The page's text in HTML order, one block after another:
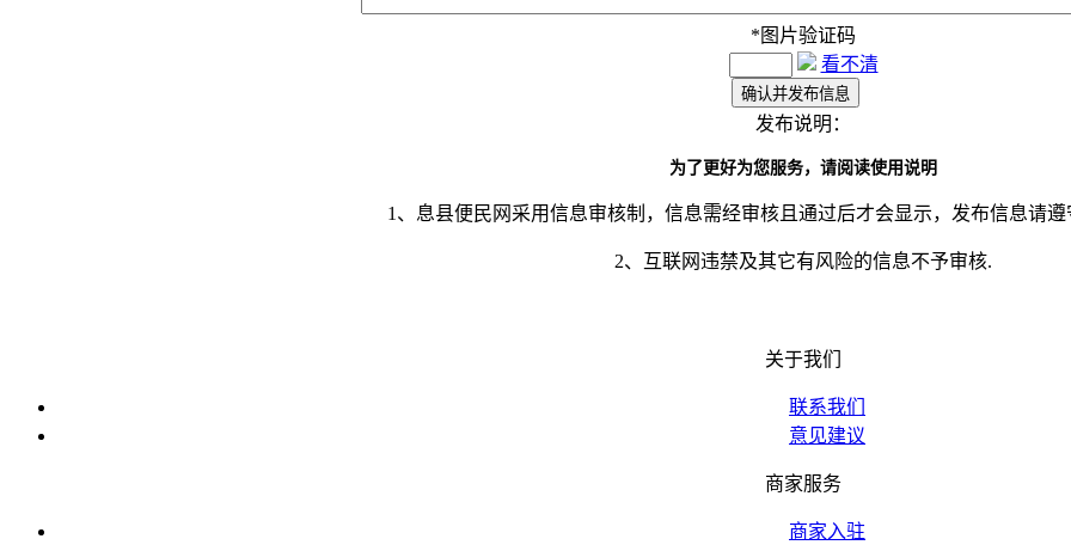
* 图片验证码
看不清
发布说明：
为了更好为您服务，请阅读使用说明
1、息县便民网采用信息审核制，信息需经审核且通过后才会显示，发布信息请遵
2、互联网违禁及其它有风险的信息不予审核.
关于我们
联系我们
意见建议
商家服务
商家入驻